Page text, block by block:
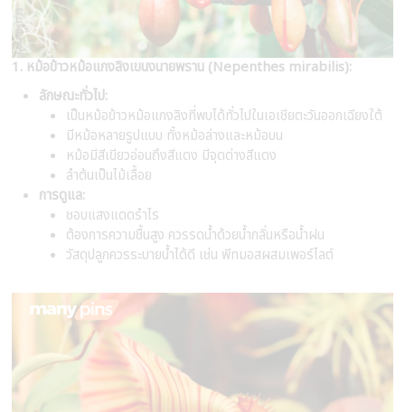
1. หม้อข้าวหม้อแกงลิงเขนงนายพราน (Nepenthes mirabilis):
ลักษณะทั่วไป:
เป็นหม้อข้าวหม้อแกงลิงที่พบได้ทั่วไปในเอเชียตะวันออกเฉียงใต้
มีหม้อหลายรูปแบบ ทั้งหม้อล่างและหม้อบน
หม้อมีสีเขียวอ่อนถึงสีแดง มีจุดด่างสีแดง
ลำต้นเป็นไม้เลื้อย
การดูแล:
ชอบแสงแดดรำไร
ต้องการความชื้นสูง ควรรดน้ำด้วยน้ำกลั่นหรือน้ำฝน
วัสดุปลูกควรระบายน้ำได้ดี เช่น พีทมอสผสมเพอร์ไลต์